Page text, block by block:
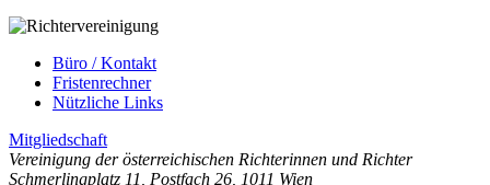
Büro / Kontakt
Fristenrechner
Nützliche Links
Mitgliedschaft
Vereinigung der österreichischen Richterinnen und Richter
Schmerlingplatz 11
Postfach 26 1011 Wien